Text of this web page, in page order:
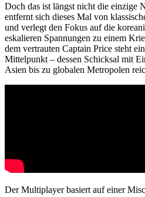
Doch das ist längst nicht die einzige
entfernt sich dieses Mal von
und verlegt den Fokus auf die
eskalieren Spannungen zu einem
dem vertrauten Captain Price steht
Mittelpunkt – dessen Schicksal mit
Asien bis zu globalen Metropolen
Der Multiplayer basiert auf einer